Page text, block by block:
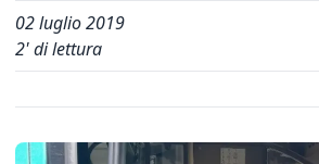
02 luglio 2019
2' di lettura